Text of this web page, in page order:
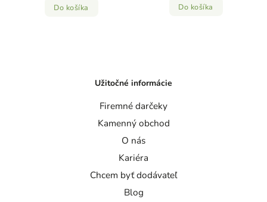
Do košíka Do košíka
Užitočné informácie
Firemné darčeky
Kamenný obchod
O nás
Kariéra
Chcem byť dodávateľ
Blog